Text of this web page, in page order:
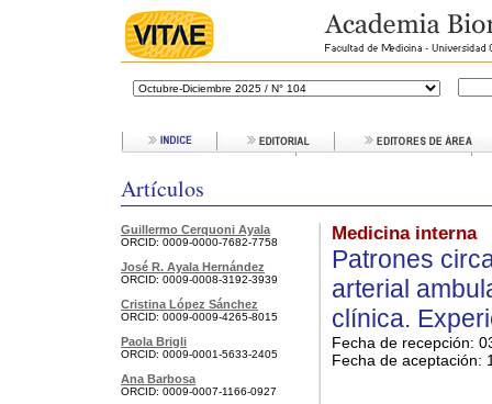
Artículos
Guillermo Cerquoni Ayala
ORCID: 0009-0000-7682-7758
José R. Ayala Hernández
ORCID: 0009-0008-3192-3939
Cristina López Sánchez
ORCID: 0009-0009-4265-8015
Paola Brigli
ORCID: 0009-0001-5633-2405
Ana Barbosa
ORCID: 0009-0007-1166-0927
Medicina interna
Patrones
arterial
clínica.
Fecha de recepción:
Fecha de aceptación: